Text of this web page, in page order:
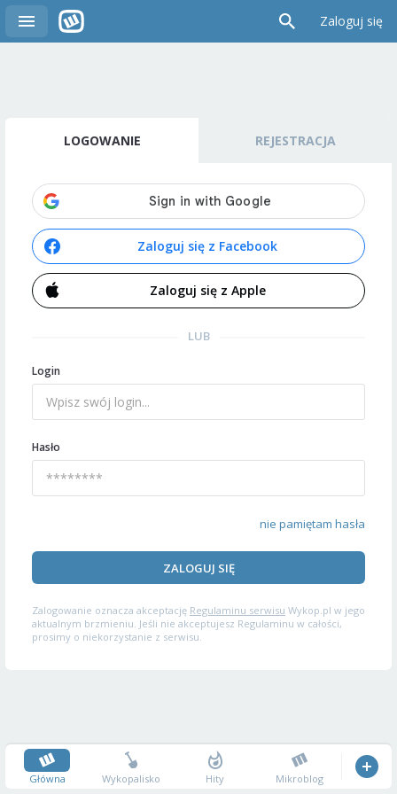
Zaloguj się
LOGOWANIE REJESTRACJA
Zaloguj się z Facebook
Zaloguj się z Apple
LUB
Login
Hasło
nie pamiętam hasła
ZALOGUJ SIĘ
Zalogowanie oznacza akceptację Regulaminu serwisu Wykop.pl w jego
aktualnym brzmieniu. Jeśli nie akceptujesz Regulaminu w całości,
prosimy o niekorzystanie z serwisu.
Główna Wykopalisko Hity Mikroblog